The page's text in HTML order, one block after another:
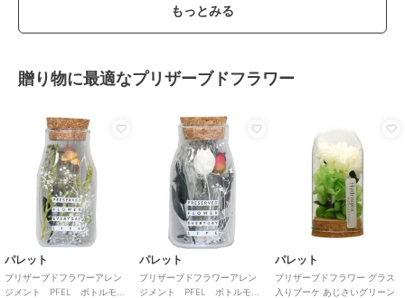
もっとみる
贈り物に最適なプリザーブドフラワー
パレット
プリザーブドフラワーアレン
ジメント PFEL ボトルモ
パレット
プリザーブドフラワーアレン
ジメント PFEL ボトルモ
パレット
プリザーブドフラワー グラス
入りブーケ あじさいグリーン